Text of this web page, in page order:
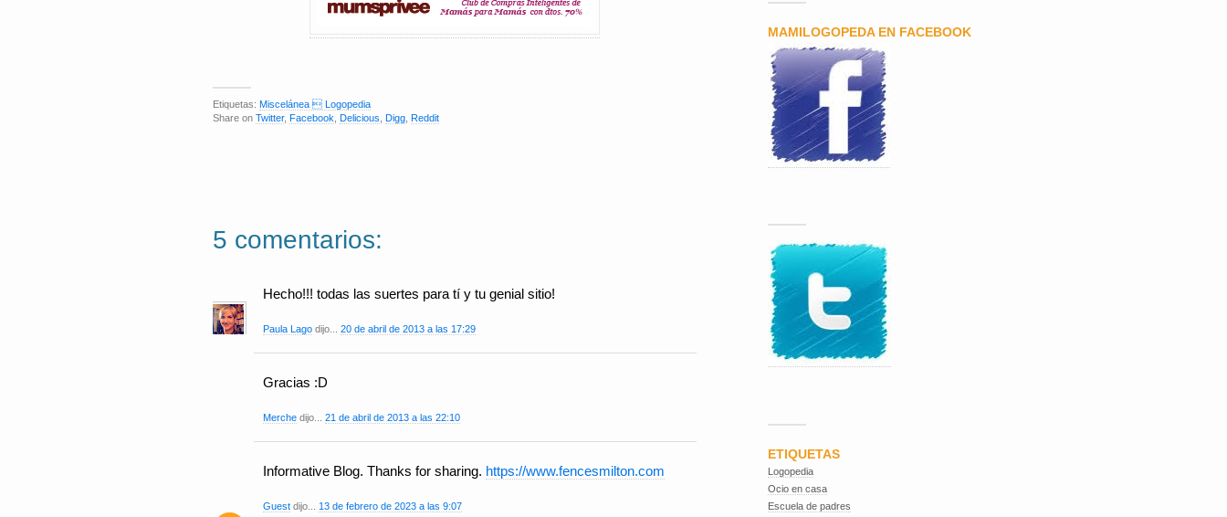
Etiquetas: Miscelánea  Logopedia
Share on Twitter, Facebook Delicious Digg Reddit
5 comentarios:
Hecho!!! todas las suertes para tí y tu genial sitio!
Paula Lago dijo... 20 de abril de 2013 a las 17:29
Gracias :D
Merche dijo... 21 de abril de 2013 a las 22:10
Informative Blog. Thanks for sharing. https://www.fencesmilton.com
Guest dijo... 13 de febrero de 2023 a las 9:07
MAMILOGOPEDA EN FACEBOOK
ETIQUETAS
Logopedia
Ocio en casa
Escuela de padres